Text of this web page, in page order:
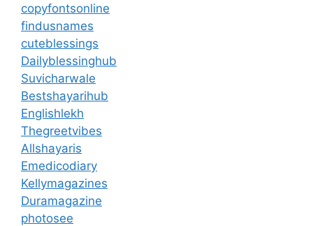
copyfontsonline
findusnames
cuteblessings
Dailyblessinghub
Suvicharwale
Bestshayarihub
Englishlekh
Thegreetvibes
Allshayaris
Emedicodiary
Kellymagazines
Duramagazine
photosee